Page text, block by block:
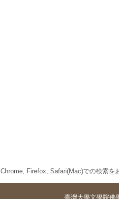
Chrome, Firefox, Safari(Mac)での検索を
臺灣大學文學院佛